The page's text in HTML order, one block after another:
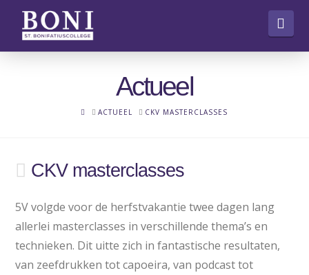
Actueel
HOME
ACTUEEL CKV MASTERCLASSES
CKV masterclasses
5V volgde voor de herfstvakantie twee dagen lang
allerlei masterclasses in verschillende thema’s en
technieken. Dit uitte zich in fantastische resultaten,
van zeefdrukken tot capoeira, van podcast tot